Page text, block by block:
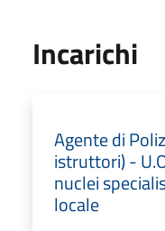
Incarichi
Agente di
istruttori) -
nuclei
locale